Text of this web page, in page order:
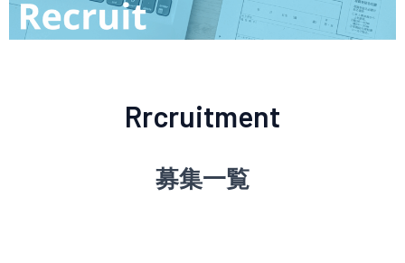
Rrcruitment
募集一覧